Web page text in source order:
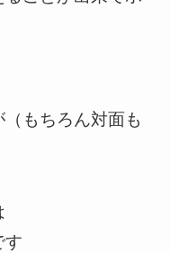
もちろん対面も
す